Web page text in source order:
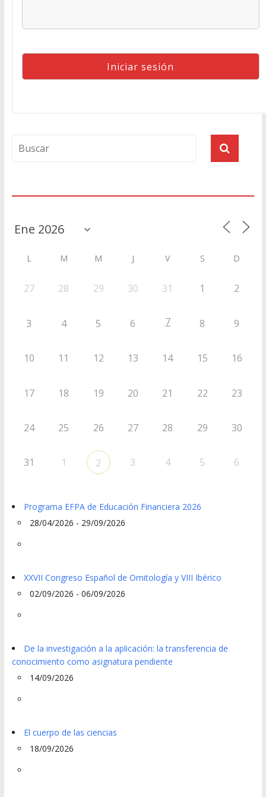
L M M J V S D
27 28 29 30 31 1 2
3 4 5 6 7 8 9
10 11 12 13 14 15 16
17 18 19 20 21 22 23
24 25 26 27 28 29 30
31 1 2 3 4 5 6
Programa EFPA de Educación Financiera 2026
28/04/2026 - 29/09/2026
XXVII Congreso Español de Ornitología y VIII Ibérico
02/09/2026 - 06/09/2026
De la investigación a la aplicación: la transferencia de
conocimiento como asignatura pendiente
14/09/2026
El cuerpo de las ciencias
18/09/2026